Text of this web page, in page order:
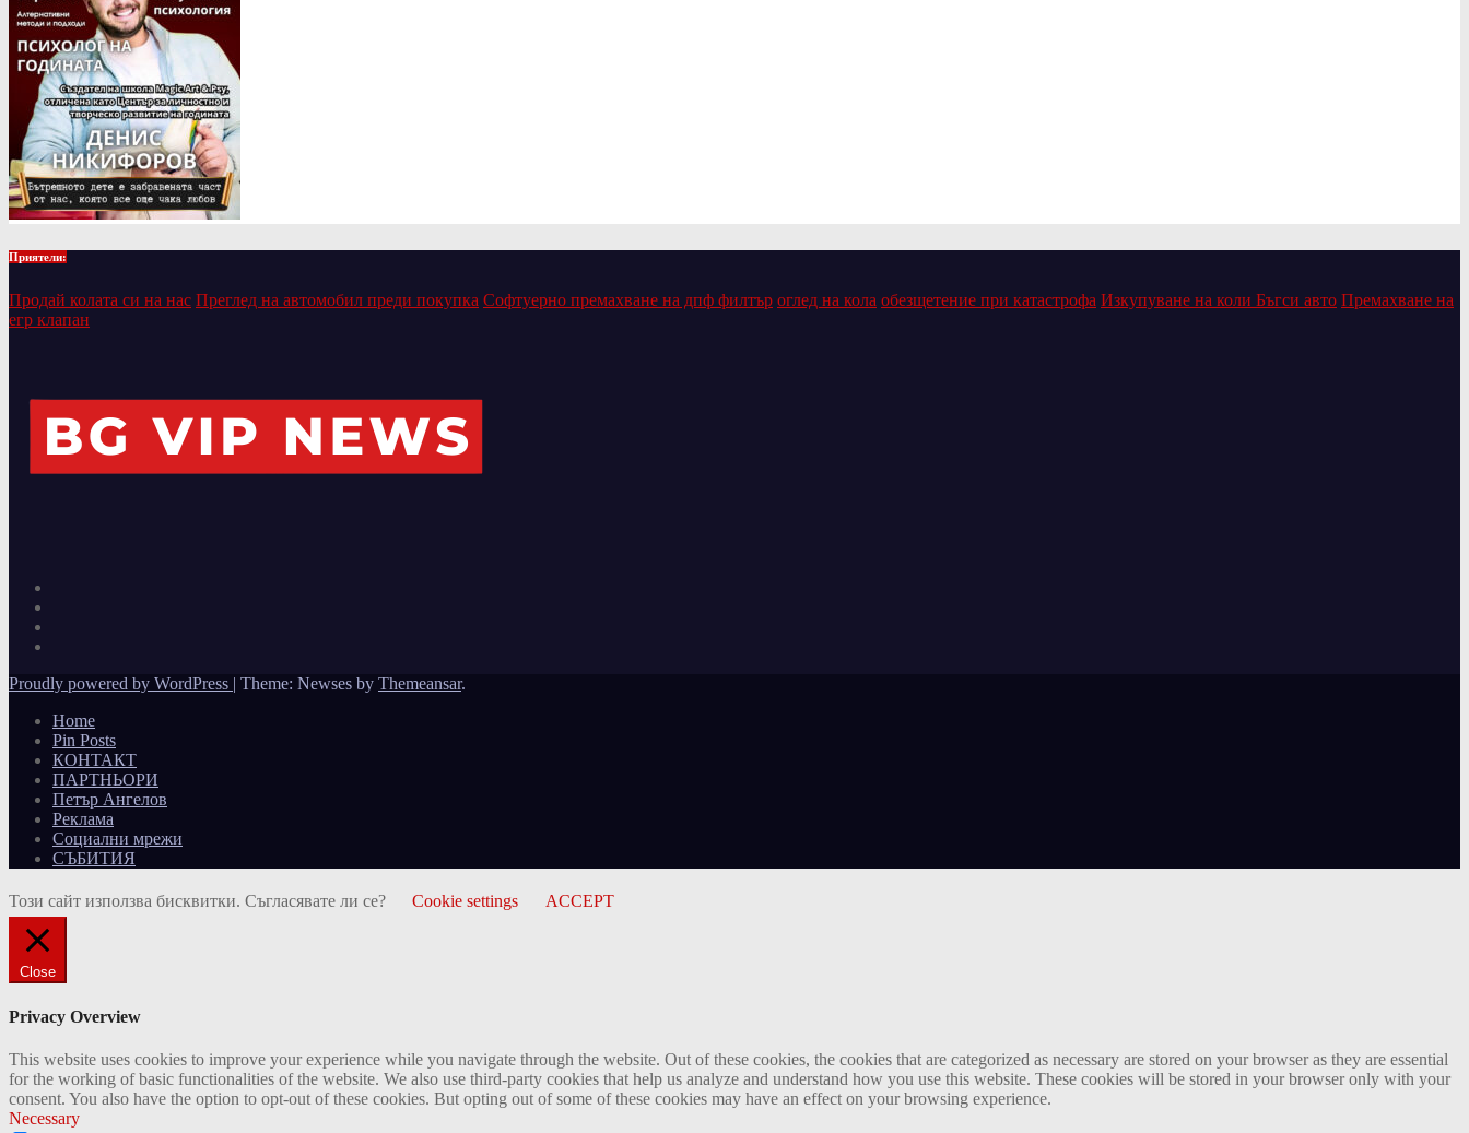
Приятели:
Продай колата си на нас Преглед на автомобил преди покупка Софтуерно премахване на дпф филтър оглед на кола обезщетение при катастрофа Изкупуване на коли Бъгси авто Премахване на
егр клапан
Proudly powered by WordPress Theme: Newses by Themeansar.
Home
Pin Posts
КОНТАКТ
ПАРТНЬОРИ
Петър Ангелов
Реклама
Социални мрежи
СЪБИТИЯ
Този сайт използва бисквитки. Съгласявате ли се? Cookie settings ACCEPT
Close
Privacy Overview
This website uses cookies to improve your experience while you navigate through the website. Out of these cookies, the cookies that are categorized as necessary are stored on your browser as they are essential
for the working of basic functionalities of the website. We also use third-party cookies that help us analyze and understand how you use this website. These cookies will be stored in your browser only with your
consent. You also have the option to opt-out of these cookies. But opting out of some of these cookies may have an effect on your browsing experience.
Necessary